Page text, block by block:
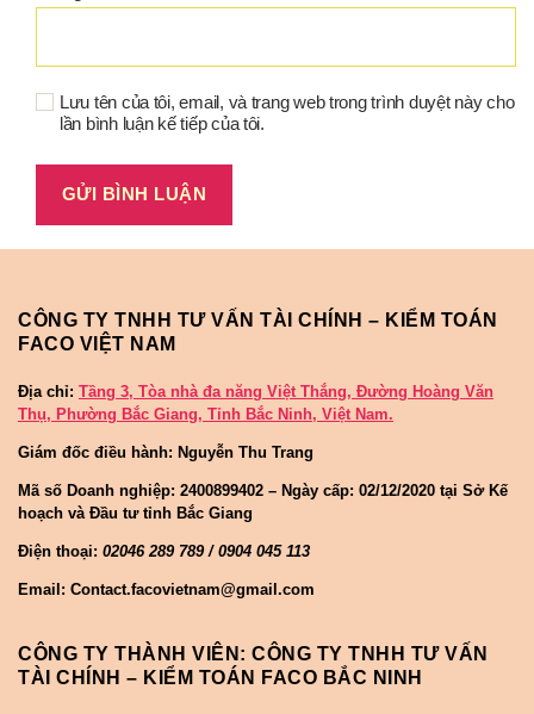
Lưu tên của tôi, email, và trang web trong trình duyệt này cho
lần bình luận kế tiếp của tôi.
CÔNG TY TNHH TƯ VẤN TÀI CHÍNH – KIỂM TOÁN
FACO VIỆT NAM
Địa chỉ: Tầng 3, Tòa nhà đa năng Việt Thắng, Đường Hoàng Văn
Thụ, Phường Bắc Giang, Tỉnh Bắc Ninh, Việt Nam.
Giám đốc điều hành: Nguyễn Thu Trang
Mã số Doanh nghiệp: 2400899402 – Ngày cấp: 02/12/2020 tại Sở Kế
hoạch và Đầu tư tỉnh Bắc Giang
Điện thoại: 02046 289 789 / 0904 045 113
Email: Contact.facovietnam@gmail.com
CÔNG TY THÀNH VIÊN: CÔNG TY TNHH TƯ VẤN
TÀI CHÍNH – KIỂM TOÁN FACO BẮC NINH